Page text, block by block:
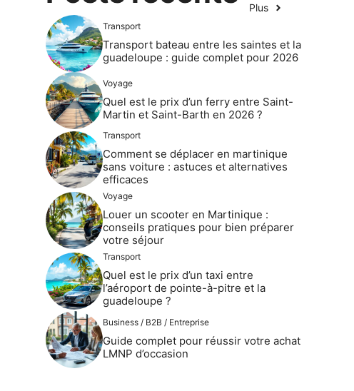
Plus
Transport
Transport bateau entre les saintes et la
guadeloupe : guide complet pour 2026
Voyage
Quel est le prix d’un ferry entre Saint-
Martin et Saint-Barth en 2026 ?
Transport
Comment se déplacer en martinique
sans voiture : astuces et alternatives
efficaces
Voyage
Louer un scooter en Martinique :
conseils pratiques pour bien préparer
votre séjour
Transport
Quel est le prix d’un taxi entre
l’aéroport de pointe-à-pitre et la
guadeloupe ?
Business / B2B / Entreprise
Guide complet pour réussir votre achat
LMNP d’occasion